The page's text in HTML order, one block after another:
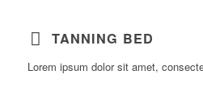
TANNING BED
Lorem ipsum dolor sit amet,